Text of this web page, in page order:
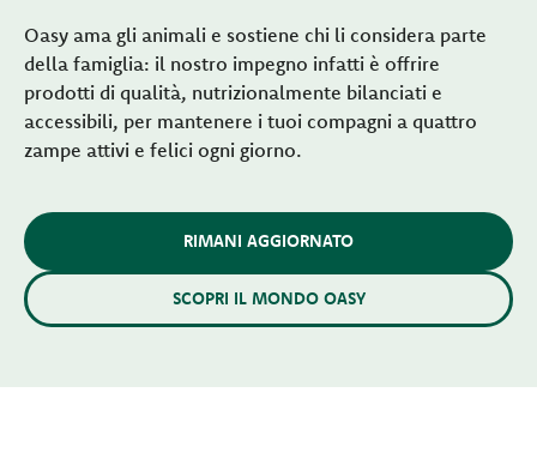
Oasy ama gli animali e sostiene chi li considera parte
della famiglia: il nostro impegno infatti è offrire
prodotti di qualità, nutrizionalmente bilanciati e
accessibili, per mantenere i tuoi compagni a quattro
zampe attivi e felici ogni giorno.
RIMANI AGGIORNATO
SCOPRI IL MONDO OASY